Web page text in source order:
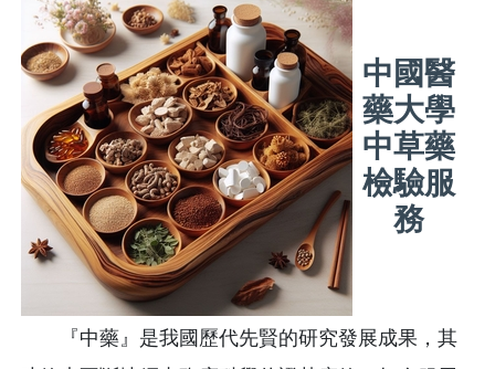
中國醫
藥大學
中草藥
檢驗服
務
『中藥』是我國歷代先賢的研究發展成果，其